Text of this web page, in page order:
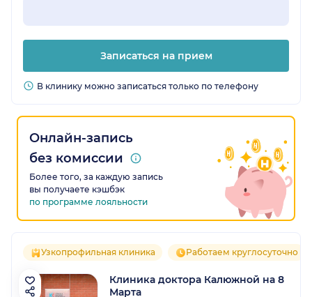
Записаться на прием
В клинику можно записаться только по телефону
Онлайн-запись
без комиссии
Более того, за каждую запись
вы получаете кэшбэк
по программе лояльности
Узкопрофильная клиника Работаем круглосуточно
Клиника доктора Калюжной на 8
Марта